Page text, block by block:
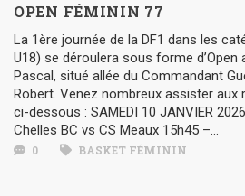
OPEN FÉMININ 77
La 1ère journée de la DF1 dans les
U18) se déroulera sous forme d’Open
Pascal, situé allée du Commandant
Robert. Venez nombreux assister aux
ci-dessous : SAMEDI 10 JANVIER
Chelles BC vs CS Meaux 15h45 –...
0 BASKET FÉMININ